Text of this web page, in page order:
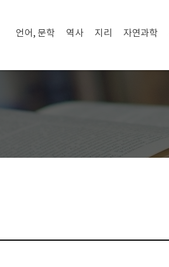
언어, 문학 역사 지리 자연과학